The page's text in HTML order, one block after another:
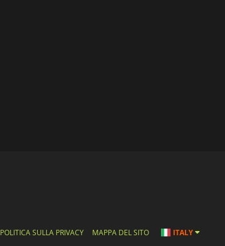
POLITICA SULLA PRIVACY MAPPA DEL SITO ITALY